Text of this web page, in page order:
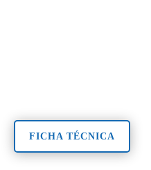
FICHA TÉCNICA